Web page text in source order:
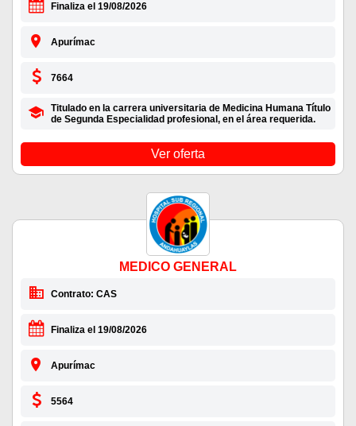
Finaliza el 19/08/2026
Apurímac
7664
Titulado en la carrera universitaria de Medicina Humana Título
de Segunda Especialidad profesional, en el área requerida.
Ver oferta
MEDICO GENERAL
Contrato: CAS
Finaliza el 19/08/2026
Apurímac
5564